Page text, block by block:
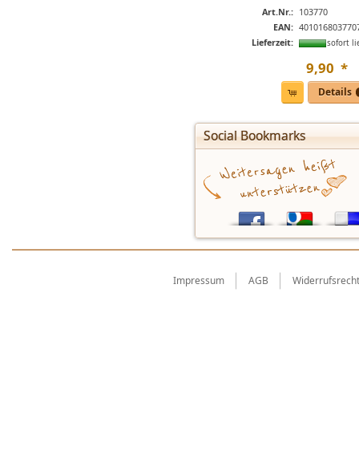
Art.Nr.: 103770
EAN:
Lieferzeit:
sofort
9,90 *
Details
Social Bookmarks
Impressum AGB Widerrufsrecht